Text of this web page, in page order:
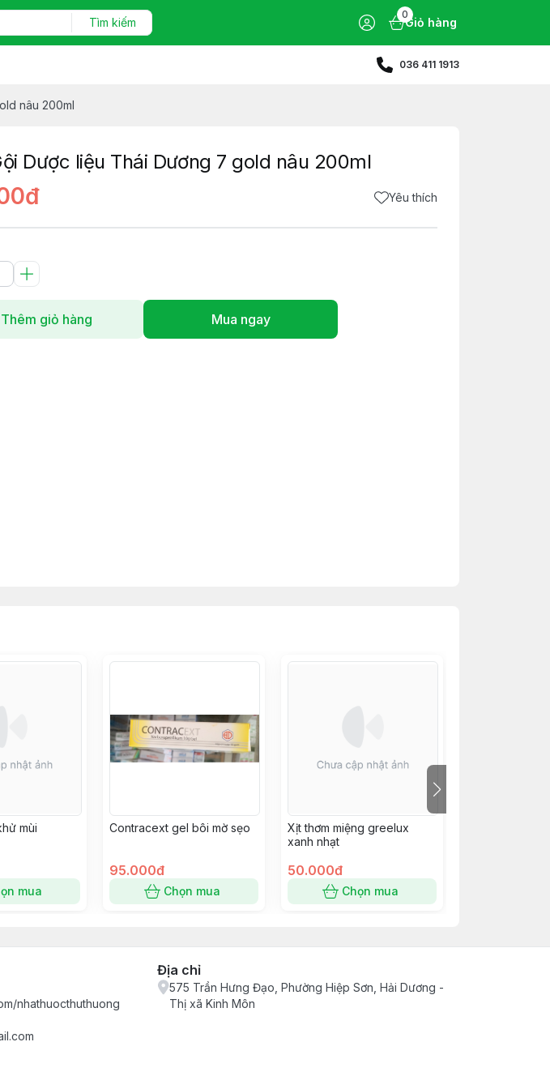
Tìm kiếm
0
Giỏ hàng
036 411 1913
nâu 200ml
Dược liệu Thái Dương 7 gold nâu 200ml
Yêu thích
Thêm giỏ hàng Mua ngay
mùi
mua
Contracext gel bôi mờ sẹo
95.000đ
Chọn mua
Xịt thơm miệng greelux
xanh nhạt
50.000đ
Chọn mua
nhathuocthuthuong
Địa chỉ
575 Trần Hưng Đạo, Phường Hiệp Sơn, Hải Dương -
Thị xã Kinh Môn